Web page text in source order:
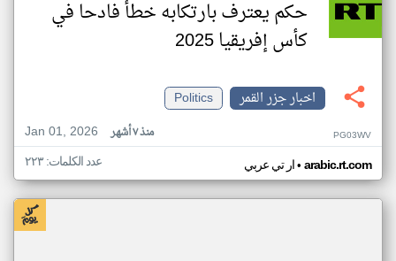
حكم يعترف بارتكابه خطأ فادحا في
كأس إفريقيا 2025
اخبار جزر القمر
Politics
Jan 01, 2026
منذ ٧ أشهر PG03WV
ار تي عربي• arabic.rt.com عدد الكلمات: ٢٢٣